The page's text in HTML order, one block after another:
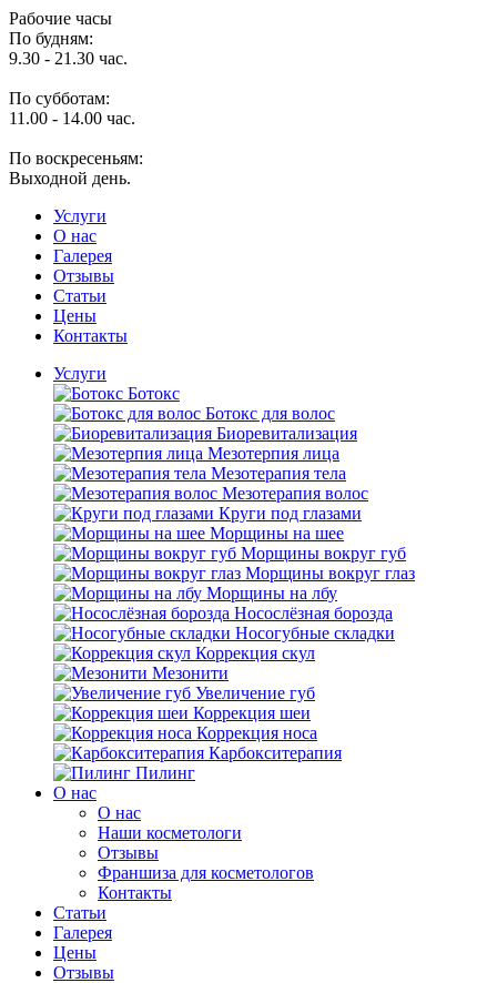
Рабочие часы
По будням:
9.30 - 21.30 час.
По субботам:
11.00 - 14.00 час.
По воскресеньям:
Выходной день.
Услуги
O нас
Галерея
Отзывы
Статьи
Цены
Контакты
Услуги
Ботокс
Ботокс для волос
Биоревитализация
Мезотерпия лица
Мезотерапия тела
Мезотерапия волос
Круги под глазами
Морщины на шее
Морщины вокруг губ
Морщины вокруг глаз
Морщины на лбу
Носослёзная борозда
Носогубные складки
Коррекция скул
Мезонити
Увеличение губ
Коррекция шеи
Коррекция носа
Карбокситерапия
Пилинг
O нас
O нас
Наши косметологи
Отзывы
Франшиза для косметологов
Контакты
Статьи
Галерея
Цены
Отзывы